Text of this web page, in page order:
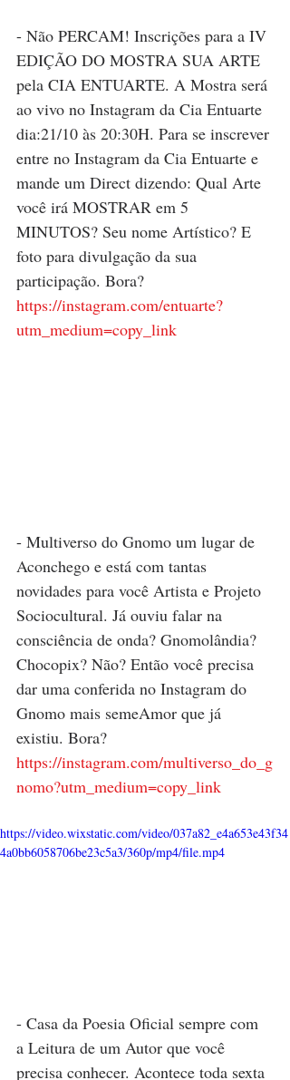
- Não PERCAM! Inscrições para a IV
EDIÇÃO DO MOSTRA SUA ARTE
pela CIA ENTUARTE. A Mostra será
ao vivo no Instagram da Cia Entuarte
dia:21/10 às 20:30H. Para se inscrever
entre no Instagram da Cia Entuarte e
mande um Direct dizendo: Qual Arte
você irá MOSTRAR em 5
MINUTOS? Seu nome Artístico? E
foto para divulgação da sua
participação. Bora?
https://instagram.com/entuarte?
utm_medium=copy_link
- Multiverso do Gnomo um lugar de
Aconchego e está com tantas
novidades para você Artista e Projeto
Sociocultural. Já ouviu falar na
consciência de onda? Gnomolândia?
Chocopix? Não? Então você precisa
dar uma conferida no Instagram do
Gnomo mais semeAmor que já
existiu. Bora?
https://instagram.com/multiverso_do_g
nomo?utm_medium=copy_link
https://video.wixstatic.com/video/037a82_e4a653e43f34
4a0bb6058706be23c5a3/360p/mp4/file.mp4
- Casa da Poesia Oficial sempre com
a Leitura de um Autor que você
precisa conhecer. Acontece toda sexta